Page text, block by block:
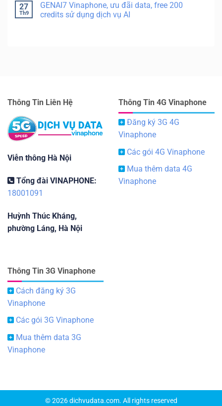
27
Th9
GENAI7 Vinaphone, ưu đãi data, free 200
credits sử dụng dịch vụ AI
Thông Tin Liên Hệ
Viễn thông Hà Nội
Tổng đài VINAPHONE:
18001091
Huỳnh Thúc Kháng,
phường Láng, Hà Nội
Thông Tin 4G Vinaphone
Đăng ký 3G 4G
Vinaphone
Các gói 4G Vinaphone
Mua thêm data 4G
Vinaphone
Thông Tin 3G Vinaphone
Cách đăng ký 3G
Vinaphone
Các gói 3G Vinaphone
Mua thêm data 3G
Vinaphone
© 2026 dichvudata.com. All rights reserved